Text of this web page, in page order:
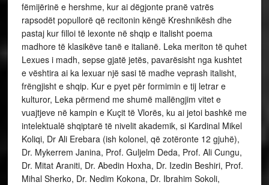
fëmijërinë e hershme, kur ai dëgjonte pranë vatrës
rapsodët popullorë që recitonin këngë Kreshnikësh dhe
pastaj kur filloi të lexonte në shqip e italisht poema
madhore të klasikëve tanë e italianë. Leka meriton të quhet
Lexues i madh, sepse gjatë jetës, pavarësisht nga kushtet
e vështira ai ka lexuar një sasi të madhe veprash italisht,
frëngjisht e shqip. Kur e pyet për formimin e tij letrar e
kulturor, Leka përmend me shumë mallëngjim vitet e
vuajtjeve në kampin e Kuçit të Vlorës, ku ai jetoi bashkë me
intelektualë shqiptarë të nivelit akademik, si Kardinal Mikel
Koliqi, Dr Ali Erebara (ish kolonel, që zotëronte 12 gjuhë),
Dr. Mykerrem Janina, Prof. Guljelm Deda, Prof. Ali Cungu,
Dr. Mitat Araniti, Dr. Abedin Hoxha, Dr. Izedin Beshiri, Prof.
Mihal Sherko, Dr. Nedim Kokona, Dr. Ibrahim Sokoli,